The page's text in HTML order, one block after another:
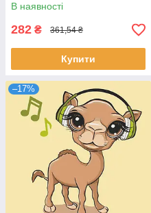
В наявності
282 ₴ 361,54 ₴
Купити
–17%